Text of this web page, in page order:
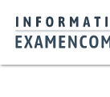
naar
de